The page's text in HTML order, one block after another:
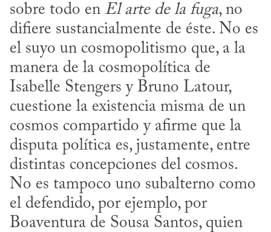
sobre todo en El arte de la fuga, no
difiere sustancialmente de éste. No es
el suyo un cosmopolitismo que, a la
manera de la cosmopolítica de
Isabelle Stengers y Bruno Latour,
cuestione la existencia misma de un
cosmos compartido y afirme que la
disputa política es, justamente, entre
distintas concepciones del cosmos.
No es tampoco uno subalterno como
el defendido, por ejemplo, por
Boaventura de Sousa Santos, quien